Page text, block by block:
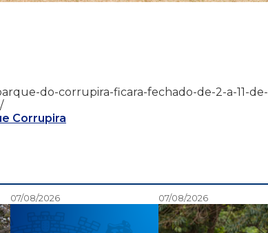
do-corrupira-ficara-fechado-de-2-a-11-de-
Corrupira
07/08/2026 07/08/2026